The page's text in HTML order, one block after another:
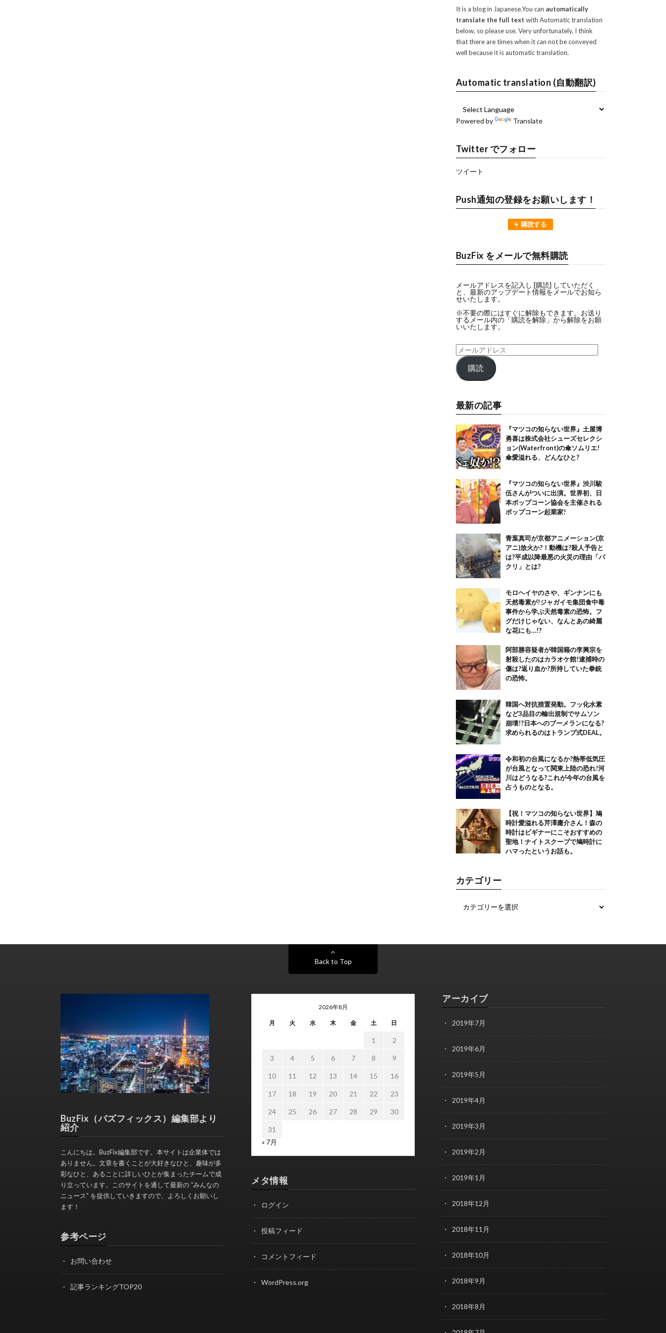
It is a blog in Japanese.You can automatically
translate the full text with Automatic translation
below, so please use. Very unfortunately, I think
that there are times when it can not be conveyed
well because it is automatic translation.
Automatic translation (自動翻訳)
Powered by Translate
Twitter でフォロー
ツイート
Push通知の登録をお願いします！
購読する
BuzFix をメールで無料購読
メールアドレスを記入し [購読] していただく
と、最新のアップデート情報をメールでお知ら
せいたします。
※不要の際にはすぐに解除もできます。お送り
するメール内の「購読を解除」から解除をお願
いいたします。
購読
最新の記事
『マツコの知らない世界』土屋博
勇喜は株式会社シューズセレクシ
ョン(Waterfront)の傘ソムリエ!
傘愛溢れる、どんなひと?
『マツコの知らない世界』渋川駿
伍さんがついに出演。世界初、日
本ポップコーン協会を主催される
ポップコーン起業家!
青葉真司が京都アニメーション(京
アニ)放火か?！動機は?殺人予告と
は?平成以降最悪の火災の理由「パ
クリ」とは?
モロヘイヤのさや、ギンナンにも
天然毒素が!ジャガイモ集団食中毒
事件から学ぶ天然毒素の恐怖。フ
グだけじゃない、なんとあの綺麗
な花にも…!?
阿部勝容疑者が韓国籍の李興宗を
射殺したのはカラオケ館!逮捕時の
傷は?返り血か?所持していた拳銃
の恐怖。
韓国へ対抗措置発動。フッ化水素
など3品目の輸出規制でサムソン
崩壊!?日本へのブーメランになる?
求められるのはトランプ式DEAL。
令和初の台風になるか?熱帯低気圧
が台風となって関東上陸の恐れ!河
川はどうなる?これが今年の台風を
占うものとなる。
【祝！マツコの知らない世界】鳩
時計愛溢れる芹澤庸介さん！森の
時計はビギナーにこそおすすめの
聖地！ナイトスクープで鳩時計に
ハマったというお話も。
カテゴリー
Back to Top
BuzFix（バズフィックス）編集部より
紹介
こんにちは。BuzFix編集部です。本サイトは企業体では
ありません。文章を書くことが大好きなひと、趣味が多
彩なひと、あることに詳しいひとが集まったチームで成
り立っています。このサイトを通して最新の “みんなの
ニュース” を提供していきますので、よろしくお願いし
ます！
参考ページ
お問い合わせ
記事ランキングTOP20
2026年8月
月 火 水 木 金 土 日
1 2
3 4 5 6 7 8 9
10 11 12 13 14 15 16
17 18 19 20 21 22 23
24 25 26 27 28 29 30
31
« 7月
メタ情報
ログイン
投稿フィード
コメントフィード
WordPress.org
アーカイブ
2019年7月
2019年6月
2019年5月
2019年4月
2019年3月
2019年2月
2019年1月
2018年12月
2018年11月
2018年10月
2018年9月
2018年8月